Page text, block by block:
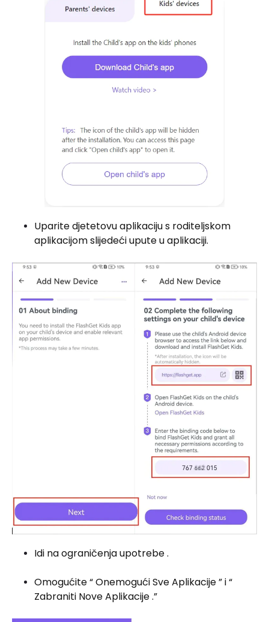
Uparite djetetovu aplikaciju s roditeljskom
aplikacijom slijedeći upute u aplikaciji.
Idi na ograničenja upotrebe .
Omogućite “ Onemogući Sve Aplikacije ” i “
Zabraniti Nove Aplikacije .”